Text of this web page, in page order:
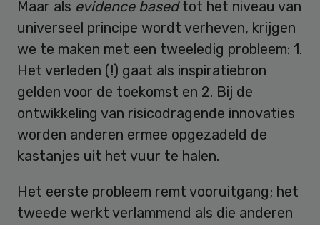
Maar als evidence basedtot het niveau van
universeel principe wordt verheven, krijgen
we te maken met een tweeledig probleem: 1.
Het verleden (!) gaat als inspiratiebron
gelden voor de toekomst en 2. Bij de
ontwikkeling van risicodragende innovaties
worden anderen ermee opgezadeld de
kastanjes uit het vuur te halen.
Het eerste probleem remt vooruitgang; het
tweede werkt verlammend als die anderen